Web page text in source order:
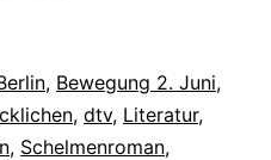
, Bewegung 2. Juni,
, dtv, Literatur,
, Schelmenroman,